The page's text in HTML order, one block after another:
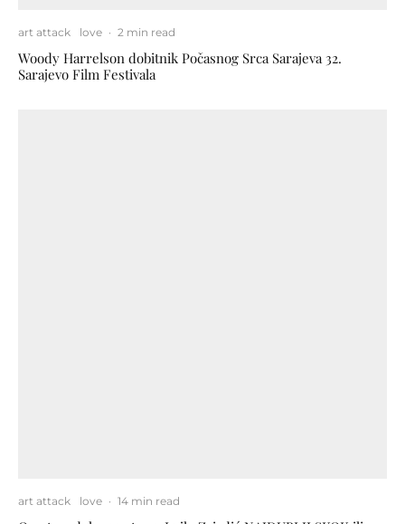
art attack love · 2 min read
Woody Harrelson dobitnik Počasnog Srca Sarajeva 32.
Sarajevo Film Festivala
art attack love · 14 min read